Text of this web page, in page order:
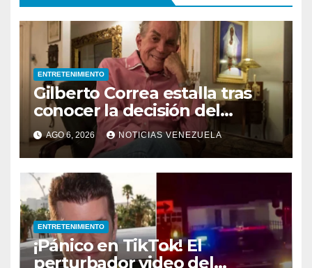
ENTRETENIMIENTO
Gilberto Correa estalla tras
conocer la decisión del
tribunal en su caso
AGO 6, 2026 NOTICIAS VENEZUELA
ENTRETENIMIENTO
¡Pánico en TikTok! El
perturbador video del